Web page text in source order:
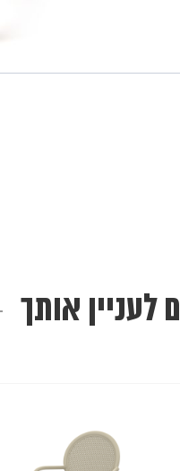
לעניין אותך